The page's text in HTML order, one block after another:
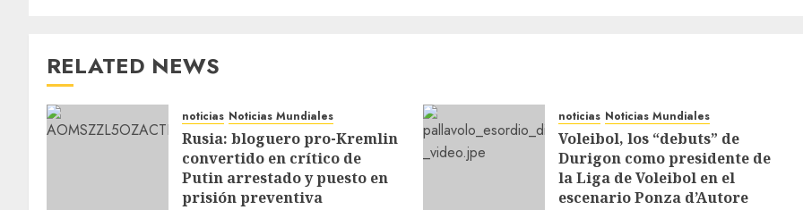
RELATED NEWS
noticias Noticias Mundiales
Rusia: bloguero pro-Kremlin
convertido en crítico de
Putin arrestado y puesto en
prisión preventiva
noticias Noticias Mundiales
Voleibol, los “debuts” de
Durigon como presidente de
la Liga de Voleibol en el
escenario Ponza d’Autore